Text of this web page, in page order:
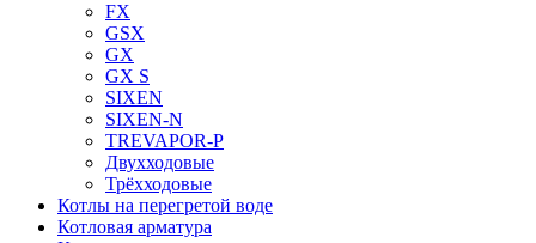
FX
GSX
GX
GX S
SIXEN
SIXEN-N
TREVAPOR-P
Двухходовые
Трёхходовые
Котлы на перегретой воде
Котловая арматура